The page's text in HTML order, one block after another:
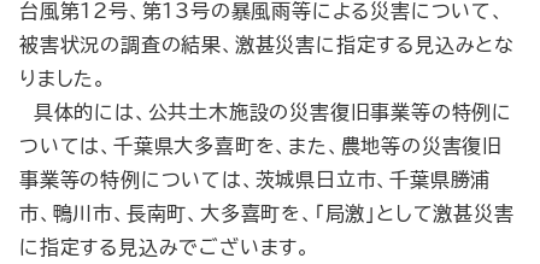
台風第12号、第13号の暴風雨等による災害について、
被害状況の調査の結果、激甚災害に指定する見込みとな
りました。
具体的には、公共土木施設の災害復旧事業等の特例に
ついては、千葉県大多喜町を、また、農地等の災害復旧
事業等の特例については、茨城県日立市、千葉県勝浦
市、鴨川市、長南町、大多喜町を、「局激」として激甚災害
に指定する見込みでございます。